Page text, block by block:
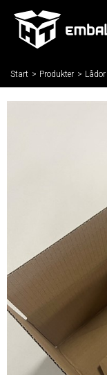
Start / Produkter / Lådor